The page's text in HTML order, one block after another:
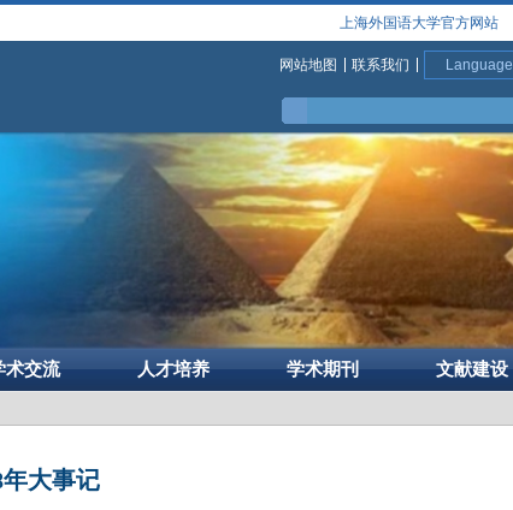
上海外国语大学官方网站
网站地图 联系我们 Language
术交流 人才培养 学术期刊 文献建设
大事记